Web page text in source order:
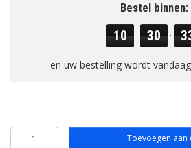
Bestel binnen:
10 : 30 :
en uw bestelling wordt
Toevoegen aan